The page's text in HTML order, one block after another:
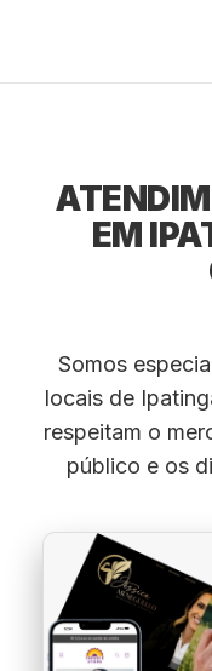
EM
Somos
locais de
respeitam o
público e os